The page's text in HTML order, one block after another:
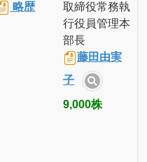
略歴
取締役常務執
行役員管理本
部長
藤田由実
子
9,000株